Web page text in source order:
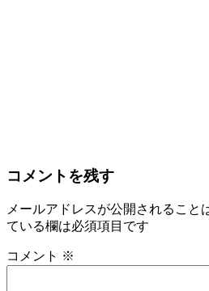
コメントを残す
メールアドレスが公開されること
ている欄は必須項目です
コメント ※